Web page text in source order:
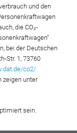
und den
die CO₂-
bei der Deutschen
Str. 1, 73760
co2/
zeigen unter
sein.